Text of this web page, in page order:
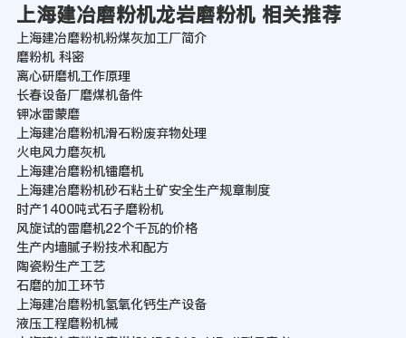
上海建冶磨粉机龙岩磨粉机 相关推荐
上海建冶磨粉机粉煤灰加工厂简介
磨粉机 科密
离心研磨机工作原理
长春设备厂磨煤机备件
钾冰雷蒙磨
上海建冶磨粉机滑石粉废弃物处理
火电风力磨灰机
上海建冶磨粉机镭磨机
上海建冶磨粉机砂石粘土矿安全生产规章制度
时产1400吨式石子磨粉机
风旋试的雷磨机22个千瓦的价格
生产内墙腻子粉技术和配方
陶瓷粉生产工艺
石磨的加工环节
上海建冶磨粉机氢氧化钙生产设备
液压工程磨粉机械